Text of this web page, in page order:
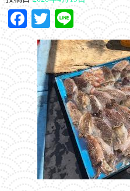
Facebook
Twitter
Line